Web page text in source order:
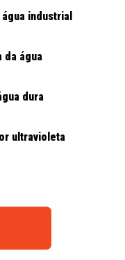
industrial
da água
dura
ultravioleta